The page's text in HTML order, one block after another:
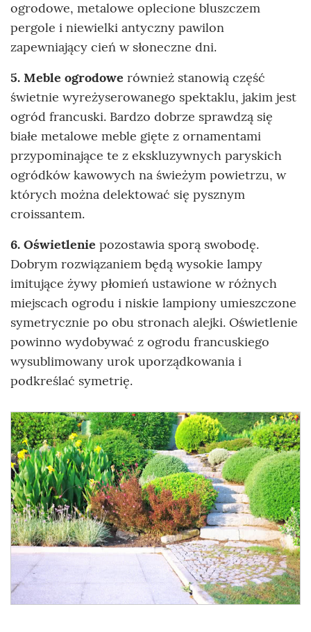
ogrodowe, metalowe oplecione bluszczem
pergole i niewielki antyczny pawilon
zapewniający cień w słoneczne dni.
5. Meble ogrodowe również stanowią część
świetnie wyreżyserowanego spektaklu, jakim jest
ogród francuski. Bardzo dobrze sprawdzą się
białe metalowe meble gięte z ornamentami
przypominające te z ekskluzywnych paryskich
ogródków kawowych na świeżym powietrzu, w
których można delektować się pysznym
croissantem.
6. Oświetlenie pozostawia sporą swobodę.
Dobrym rozwiązaniem będą wysokie lampy
imitujące żywy płomień ustawione w różnych
miejscach ogrodu i niskie lampiony umieszczone
symetrycznie po obu stronach alejki. Oświetlenie
powinno wydobywać z ogrodu francuskiego
wysublimowany urok uporządkowania i
podkreślać symetrię.